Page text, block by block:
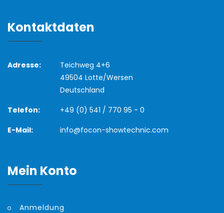
Kontaktdaten
Adresse:
Teichweg 4+6
49504 Lotte/Wersen
Deutschland
Telefon:
+49 (0) 541 / 770 95 - 0
E-Mail:
info@focon-showtechnic.com
Mein Konto
Anmeldung